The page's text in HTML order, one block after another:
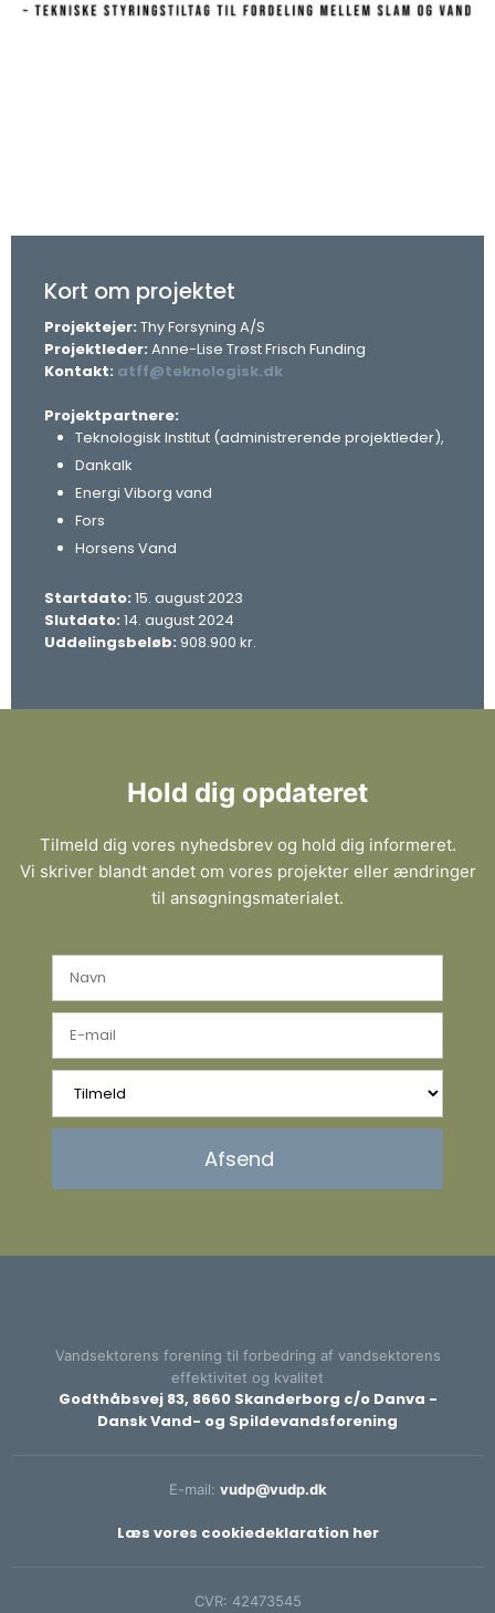
Kort om projektet
Projektejer: Thy Forsyning A/S
Projektleder: Anne-Lise Trøst Frisch Funding
Kontakt: atff@teknologisk.dk
Projektpartnere:
Teknologisk Institut (administrerende projektleder),
Dankalk
Energi Viborg vand
Fors
Horsens Vand
Startdato: 15. august 2023
Slutdato: 14. august 2024
Uddelingsbeløb: 908.900 kr.
Hold dig opdateret
Tilmeld dig vores nyhedsbrev og hold dig informeret.
Vi skriver blandt andet om vores projekter eller ændringer
til ansøgningsmaterialet.
Vandsektorens forening til forbedring af vandsektorens
effektivitet og kvalitet​
Godthåbsvej 83, 8660 Skanderborg c/o Danva -
Dansk Vand- og Spildevandsforening
E-mail: vudp@vudp.dk
Læs vores cookiedeklaration her​
CVR: ​42473545